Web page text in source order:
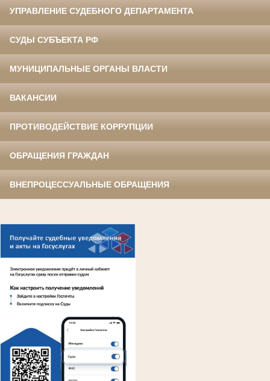
УПРАВЛЕНИЕ СУДЕБНОГО ДЕПАРТАМЕНТА
СУДЫ СУБЪЕКТА РФ
МУНИЦИПАЛЬНЫЕ ОРГАНЫ ВЛАСТИ
ВАКАНСИИ
ПРОТИВОДЕЙСТВИЕ КОРРУПЦИИ
ОБРАЩЕНИЯ ГРАЖДАН
ВНЕПРОЦЕССУАЛЬНЫЕ ОБРАЩЕНИЯ